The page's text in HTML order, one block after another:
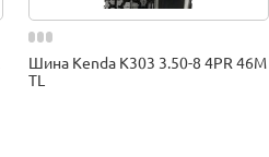
Шина Kenda K303 3.50-8 4PR 46M
TL